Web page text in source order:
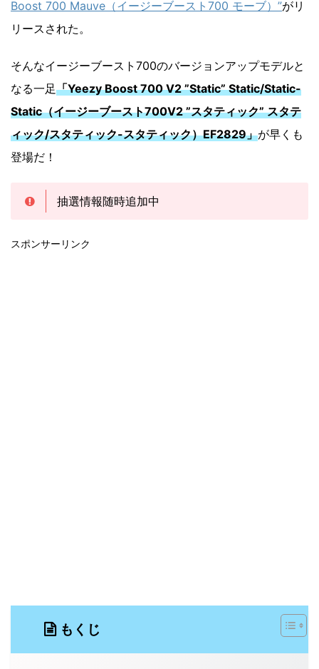
Boost 700 Mauve（イージーブースト700 モーブ）”がリ
リースされた。
そんなイージーブースト700のバージョンアップモデルと
なる一足「Yeezy Boost 700 V2 ”Static” Static/Static-
Static（イージーブースト700V2 ”スタティック” スタテ
ィック/スタティック-スタティック）EF2829」が早くも
登場だ！
抽選情報随時追加中
スポンサーリンク
もくじ